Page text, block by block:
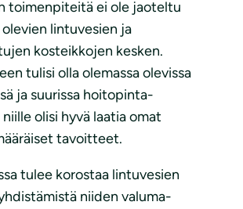
toimenpiteitä ei ole jaoteltu
olevien lintuvesien ja
kosteikkojen kesken.
tulisi olla olemassa olevissa
ja suurissa hoitopinta-
niille olisi hyvä laatia omat
tavoitteet.
tulee korostaa lintuvesien
niiden valuma-